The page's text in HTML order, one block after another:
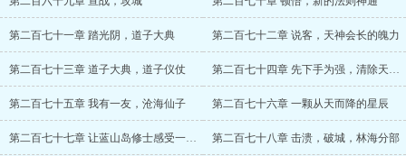
第二百七十一章 踏光阴，道子大典 第二百七十二章 说客，天神会长的魄力
第二百七十三章 道子大典，道子仪仗 第二百七十四章 先下手为强，清除天神会
第二百七十五章 我有一友，沧海仙子 第二百七十六章 一颗从天而降的星辰
第二百七十七章 让蓝山岛修士感受一下数值怪的恐怖 第二百七十八章 击溃，破城，林海分部